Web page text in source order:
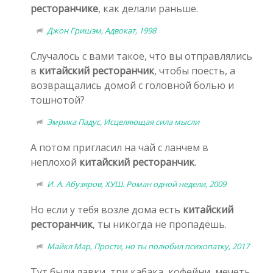
ресторанчике, как делали раньше.
Джон Гришэм, Адвокат, 1998
Случалось с вами такое, что вы отправлялись
в китайский ресторанчик, чтобы поесть, а
возвращались домой с головной болью и
тошнотой?
Эмрика Падус, Исцеляющая сила мысли
А потом пригласил на чай с ланчем в
неплохой китайский ресторанчик.
И. А. Абузяров, ХУШ. Роман одной недели, 2009
Но если у тебя возле дома есть китайский
ресторанчик, ты никогда не пропадёшь.
Майкл Мар, Прости, но ты полюбил психопатку, 2017